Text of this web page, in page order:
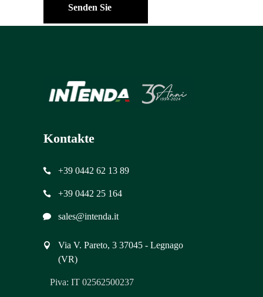
Senden Sie
Kontakte
+39 0442 62 13 89
+39 0442 25 164
sales@intenda.it
Via V. Pareto, 3 37045 - Legnago
(VR)
Piva: IT 02562500237